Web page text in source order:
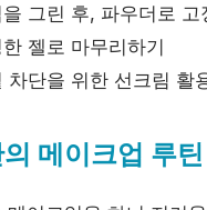
그린 후, 파우더로 고
젤로 마무리하기
차단을 위한 선크림 활
메이크업 루틴